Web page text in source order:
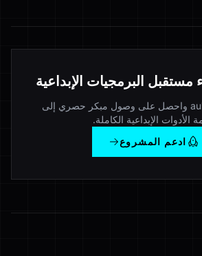
البرمجيات الإبداعية
ادعم تطوير aukimi واحصل على وصول مبكر حصري إلى
الأدوات الإبداعية الكاملة.
ادعم المشروع